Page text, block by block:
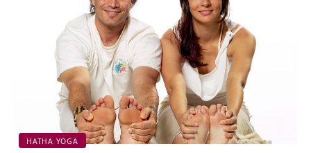
HATHA YOGA